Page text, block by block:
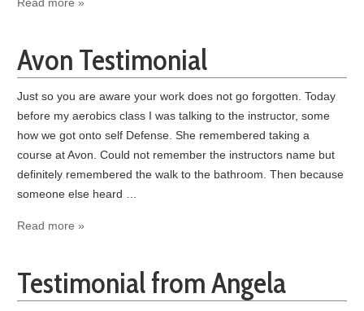
Avon Testimonial
Just so you are aware your work does not go forgotten. Today
before my aerobics class I was talking to the instructor, some
how we got onto self Defense. She remembered taking a
course at Avon. Could not remember the instructors name but
definitely remembered the walk to the bathroom. Then because
someone else heard …
Read more »
Testimonial from Angela